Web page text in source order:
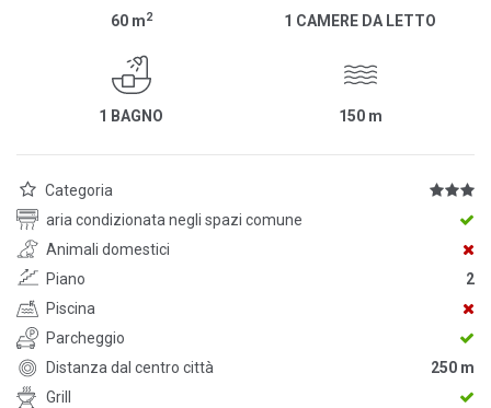
60 m2 1 CAMERE DA LETTO
1 BAGNO 150 m
Categoria
aria condizionata negli spazi comune
Animali domestici
Piano
2
Piscina
Parcheggio
Distanza dal centro città
250 m
Grill